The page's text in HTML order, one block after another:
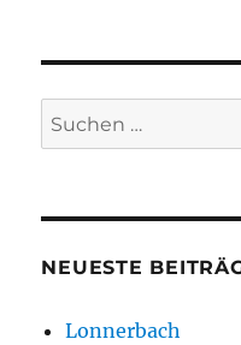
Suchen
nach:
NEUESTE
Lonnerbach